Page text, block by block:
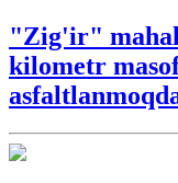
"Zig'ir"
kilometr